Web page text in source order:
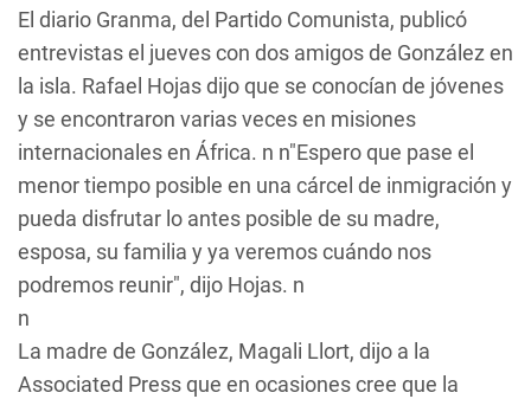
El diario Granma, del Partido Comunista, publicó
entrevistas el jueves con dos amigos de González en
la isla. Rafael Hojas dijo que se conocían de jóvenes
y se encontraron varias veces en misiones
internacionales en África. n n"Espero que pase el
menor tiempo posible en una cárcel de inmigración y
pueda disfrutar lo antes posible de su madre,
esposa, su familia y ya veremos cuándo nos
podremos reunir", dijo Hojas. n
n
La madre de González, Magali Llort, dijo a la
Associated Press que en ocasiones cree que la